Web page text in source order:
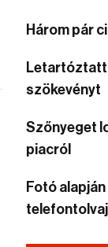
Három pár
szökevényt
Szőnyeget
piacról
Fotó